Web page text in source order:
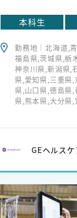
す。
就職活動は人生の
配が多いかもしれ
し、多くの意見や
し、後悔のないよ
い。
スキルにデータソ
＜業務内容＞
CT、MR、超音波
設置、修理、点検
客様のニーズをく
し、「何が求めら
に寄り添いながら
主な業務
■CT、MR、超音波
医用画像診断機器
本科生
勤務地｜北海道,
福島県,茨城県,栃
神奈川県,新潟県,
県,愛知県,三重県
県,山口県,徳島県
県,熊本県,大分県
GEヘルス